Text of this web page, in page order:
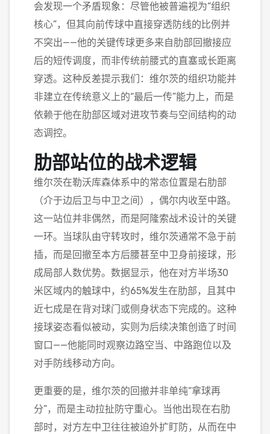
会发现一个矛盾现象：尽管他被普遍视为“组织
核心”，但其向前传球中直接穿透防线的比例并
不突出——他的关键传球更多来自肋部回撤接应
后的短传调度，而非传统前腰式的直塞或长距离
穿透。这种反差提示我们：维尔茨的组织功能并
非建立在传统意义上的“最后一传”能力上，而是
依赖于他在肋部区域对进攻节奏与空间结构的动
态调控。
肋部站位的战术逻辑
维尔茨在勒沃库森体系中的常态位置是右肋部
（介于边后卫与中卫之间），偶尔内收至中路。
这一站位并非偶然，而是阿隆索战术设计的关键
一环。当球队由守转攻时，维尔茨通常不急于前
插，而是回撤至本方后腰甚至中卫身前接球，形
成局部人数优势。数据显示，他在对方半场30
米区域内的触球中，约65%发生在肋部，且其中
近七成是在背对球门或侧身状态下完成的。这种
接球姿态看似被动，实则为后续决策创造了时间
窗口——他能同时观察边路空当、中路跑位以及
对手防线移动方向。
更重要的是，维尔茨的回撤并非单纯“拿球再
分”，而是主动拉扯防守重心。当他出现在右肋
部时，对方左中卫往往被迫外扩盯防，从而在中